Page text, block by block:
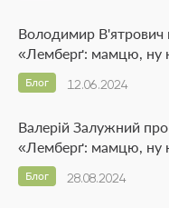
Володимир В'ятрович
«Лемберґ: мамцю, ну
12.06.2024
Блог
Валерій Залужний
«Лемберґ: мамцю, ну
28.08.2024
Блог